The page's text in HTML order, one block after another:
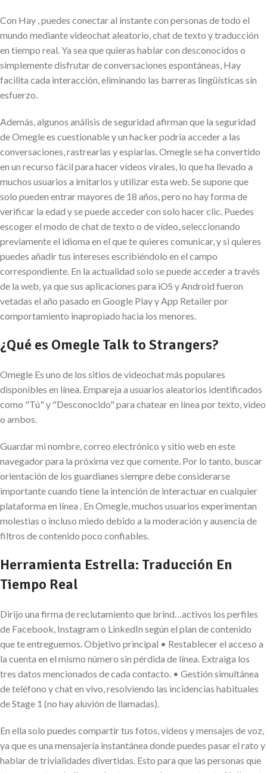
Con Hay , puedes conectar al instante con personas de todo el
mundo mediante videochat aleatorio, chat de texto y traducción
en tiempo real. Ya sea que quieras hablar con desconocidos o
simplemente disfrutar de conversaciones espontáneas, Hay
facilita cada interacción, eliminando las barreras lingüísticas sin
esfuerzo.
Además, algunos análisis de seguridad afirman que la seguridad
de Omegle es cuestionable y un hacker podría acceder a las
conversaciones, rastrearlas y espiarlas. Omegle se ha convertido
en un recurso fácil para hacer vídeos virales, lo que ha llevado a
muchos usuarios a imitarlos y utilizar esta web. Se supone que
solo pueden entrar mayores de 18 años, pero no hay forma de
verificar la edad y se puede acceder con solo hacer clic. Puedes
escoger el modo de chat de texto o de vídeo, seleccionando
previamente el idioma en el que te quieres comunicar, y si quieres
puedes añadir tus intereses escribiéndolo en el campo
correspondiente. En la actualidad solo se puede acceder a través
de la web, ya que sus aplicaciones para iOS y Android fueron
vetadas el año pasado en Google Play y App Retailer por
comportamiento inapropiado hacia los menores.
¿Qué es Omegle Talk to Strangers?
Omegle Es uno de los sitios de videochat más populares
disponibles en línea. Empareja a usuarios aleatorios identificados
como "Tú" y "Desconocido" para chatear en línea por texto, video
o ambos.
Guardar mi nombre, correo electrónico y sitio web en este
navegador para la próxima vez que comente. Por lo tanto, buscar
orientación de los guardianes siempre debe considerarse
importante cuando tiene la intención de interactuar en cualquier
plataforma en línea . En Omegle, muchos usuarios experimentan
molestias o incluso miedo debido a la moderación y ausencia de
filtros de contenido poco confiables.
Herramienta Estrella: Traducción En
Tiempo Real
Dirijo una firma de reclutamiento que brind…activos los perfiles
de Facebook, Instagram o LinkedIn según el plan de contenido
que te entreguemos. Objetivo principal • Restablecer el acceso a
la cuenta en el mismo número sin pérdida de línea. Extraiga los
tres datos mencionados de cada contacto. • Gestión simultánea
de teléfono y chat en vivo, resolviendo las incidencias habituales
de Stage 1 (no hay aluvión de llamadas).
En ella solo puedes compartir tus fotos, vídeos y mensajes de voz,
ya que es una mensajería instantánea donde puedes pasar el rato y
hablar de trivialidades divertidas. Esto para que las personas que